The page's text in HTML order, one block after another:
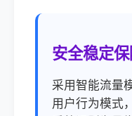
安全稳定
采用智能流量
用户行为模式